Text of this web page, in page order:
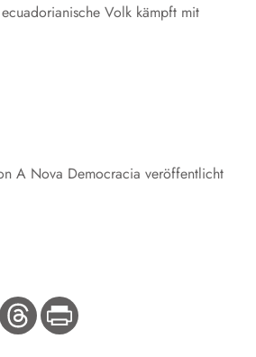
Volk kämpft mit
A Nova Democracia veröffentlicht